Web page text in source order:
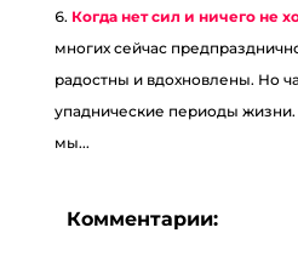
Когда нет сил и ничего не
многих сейчас
радостны и вдохновлены. Но
упаднические периоды жизни.
мы...
Комментарии: